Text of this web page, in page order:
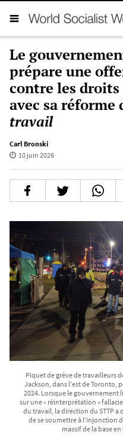
Le
prépare une
contre les
avec sa réforme
travail
Carl Bronski
10 juin 2026
Piquet de grève de travailleurs
Jackson, dans l’est de Toronto,
2024. Lorsque le gouvernement
sur une « réinterprétation »
du travail, la direction du STTP
de se soumettre à l’injonction
massif de la base